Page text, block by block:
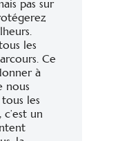
pas sur
les
Ce
à
nous
les
un